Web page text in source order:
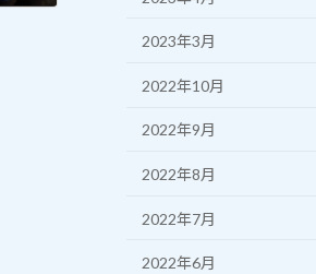
2023年3月
2022年10月
2022年9月
2022年8月
2022年7月
2022年6月